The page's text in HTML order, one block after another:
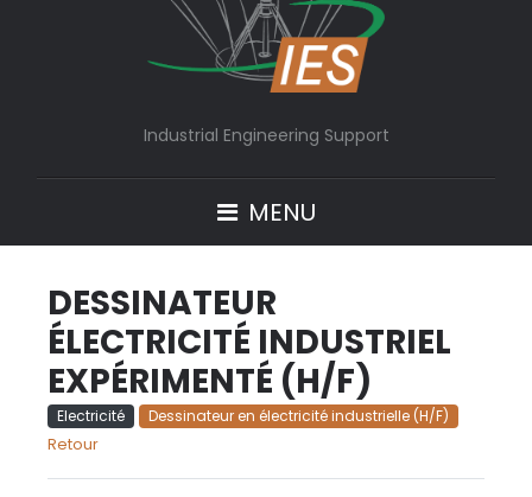
Industrial Engineering Support
MENU
DESSINATEUR
ÉLECTRICITÉ INDUSTRIEL
EXPÉRIMENTÉ (H/F)
Electricité
Dessinateur en électricité industrielle (H/F)
Retour